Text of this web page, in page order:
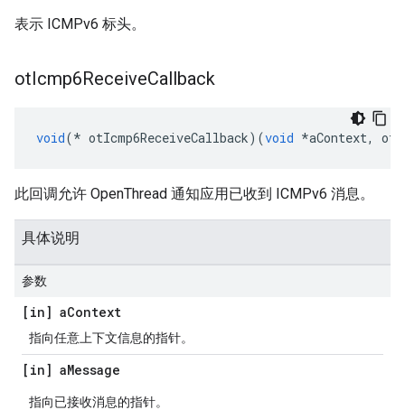
表示 ICMPv6 标头。
otIcmp6ReceiveCallback
void(* otIcmp6ReceiveCallback)(void *aContext,
此回调允许 OpenThread 通知应用已收到 ICMPv6 消息。
具体说明
参数
[in] aContext
指向任意上下文信息的指针。
[in] aMessage
指向已接收消息的指针。